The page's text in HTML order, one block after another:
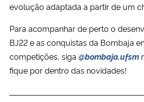
evolução adaptada a partir de um
Para acompanhar de perto o
BJ22 e as conquistas da Bombaja
competições, siga @bombaja.ufsm
fique por dentro das novidades!